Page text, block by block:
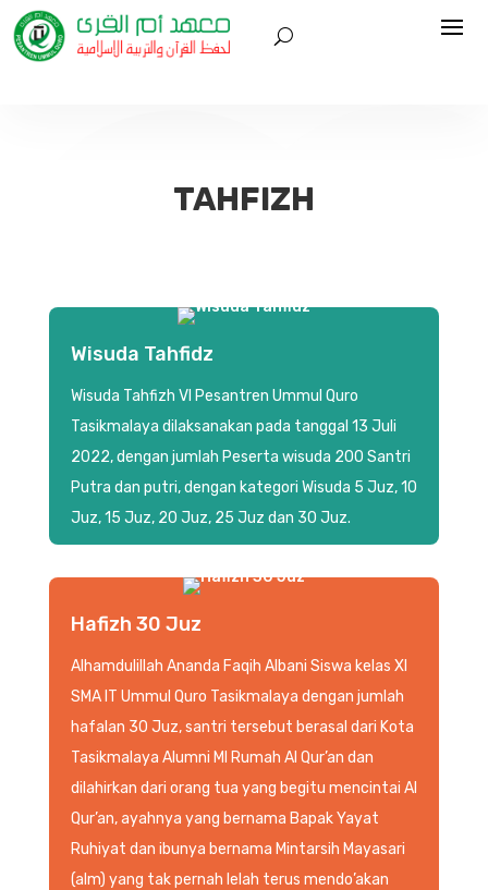
TAHFIZH
Wisuda Tahfidz
Wisuda Tahfizh VI Pesantren Ummul Quro
Tasikmalaya dilaksanakan pada tanggal 13 Juli
2022, dengan jumlah Peserta wisuda 200 Santri
Putra dan putri, dengan kategori Wisuda 5 Juz, 10
Juz, 15 Juz, 20 Juz, 25 Juz dan 30 Juz.
Hafizh 30 Juz
Alhamdulillah Ananda Faqih Albani Siswa kelas XI
SMA IT Ummul Quro Tasikmalaya dengan jumlah
hafalan 30 Juz, santri tersebut berasal dari Kota
Tasikmalaya Alumni MI Rumah Al Qur’an dan
dilahirkan dari orang tua yang begitu mencintai Al
Qur’an, ayahnya yang bernama Bapak Yayat
Ruhiyat dan ibunya bernama Mintarsih Mayasari
(alm) yang tak pernah lelah terus mendo’akan